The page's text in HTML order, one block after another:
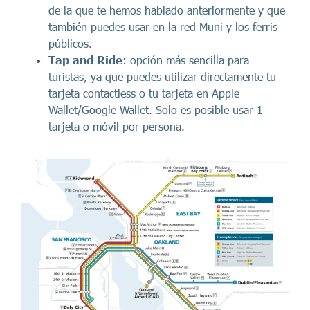
de la que te hemos hablado anteriormente y que
también puedes usar en la red Muni y los ferris
públicos.
Tap and Ride: opción más sencilla para
turistas, ya que puedes utilizar directamente tu
tarjeta contactless o tu tarjeta en Apple
Wallet/Google Wallet. Solo es posible usar 1
tarjeta o móvil por persona.